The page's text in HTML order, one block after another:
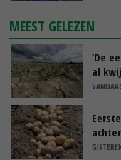
MEEST GELEZEN
‘De
al